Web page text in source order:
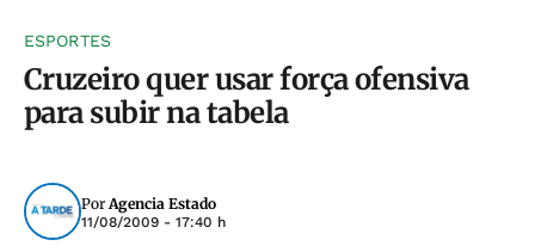
ESPORTES
Cruzeiro quer usar força ofensiva
para subir na tabela
PorAgencia Estado
11/08/2009 - 17:40 h